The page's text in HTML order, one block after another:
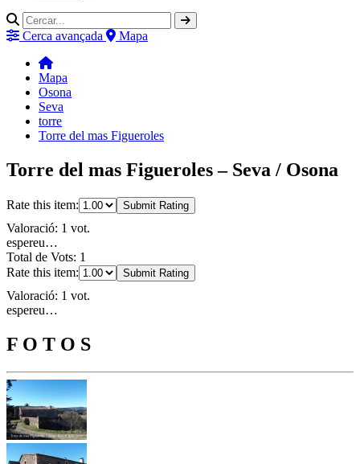
Cerca avançada Mapa
Mapa
Osona
Seva
torre
Torre del mas Figueroles
Torre del mas Figueroles – Seva / Osona
Rate this item: Submit Rating
Valoració: 1 vot.
espereu…
Total de Vots: 1
Rate this item:
Submit Rating
Valoració: 1 vot.
espereu…
F O T O S